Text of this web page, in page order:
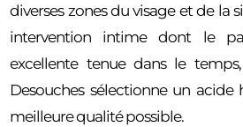
diverses zones du visage et de la
intervention intime dont le
excellente tenue dans le
Desouches sélectionne un acide
meilleure qualité possible.